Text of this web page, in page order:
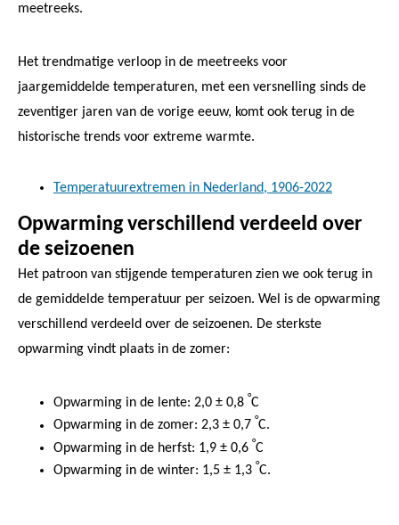
meetreeks.
Het trendmatige verloop in de meetreeks voor
jaargemiddelde temperaturen, met een versnelling sinds de
zeventiger jaren van de vorige eeuw, komt ook terug in de
historische trends voor extreme warmte.
Temperatuurextremen in Nederland, 1906-2022
Opwarming verschillend verdeeld over
de seizoenen
Het patroon van stijgende temperaturen zien we ook terug in
de gemiddelde temperatuur per seizoen. Wel is de opwarming
verschillend verdeeld over de seizoenen. De sterkste
opwarming vindt plaats in de zomer:
Opwarming in de lente: 2,0 ± 0,8 °C
Opwarming in de zomer: 2,3 ± 0,7 °C.
Opwarming in de herfst: 1,9 ± 0,6 °C
Opwarming in de winter: 1,5 ± 1,3 °C.